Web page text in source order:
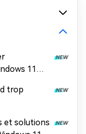
11
trop
et solutions